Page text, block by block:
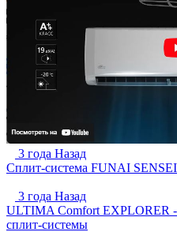
3 года Назад
Сплит-система FUNAI
3 года Назад
ULTIMA Comfort EXPLORER -
сплит-системы